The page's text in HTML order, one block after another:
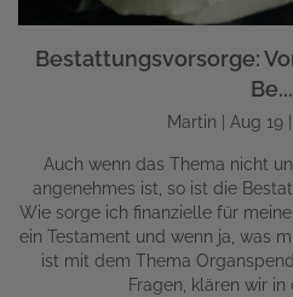
Bestattungsvorsorge:
Be...
Martin | Aug 19 |
Auch wenn das Thema nicht
angenehmes ist, so ist die
Wie sorge ich finanzielle für
ein Testament und wenn ja, was
ist mit dem Thema
Fragen, klären wir